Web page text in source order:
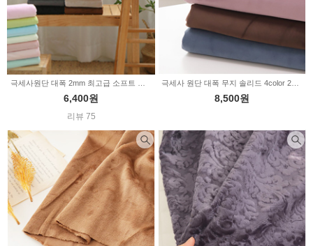
6,400원
리뷰 75
8,500원